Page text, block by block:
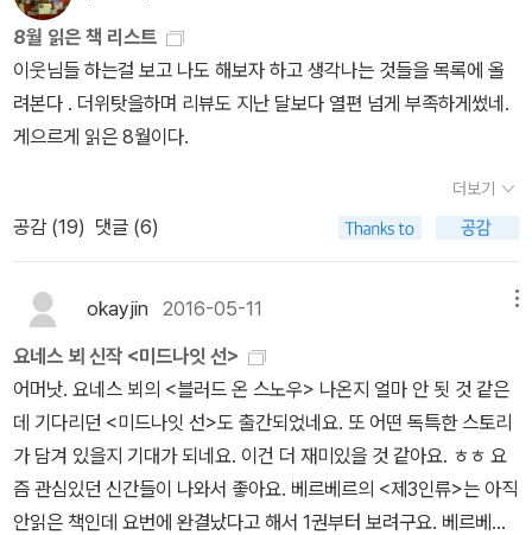
깐 지나갔지만, 탕이 담긴 그릇에 죽은 불개미 떼가 둥둥 떠다니는 것
을 볼 수 있었다. 아들이 지극 정성으로 간호했지만 끝내 그녀는 세상
을 떠나고 말았다. 그녀의 병세가 심각해서 회복이 불가능한 것도 있
었지만, 불개미에 들어있는 산성 성분의 물질이 그녀의 죽음을 이르
게 한 원인일 수도 있다. 불개미의 산성 물질은 위나 소화기관이 약한
견》 (사이언스북스, 1999)* 로랑 켈러, 엘리자베스 고르동 《지구의
개미(red imported fire ant)[2]의 등장에 사람들이 한동안 불안에
떨었다. 지금은 소강 국면에 들어섰지만, 여왕개미의 행방이 오리무
중이다. 정부는 붉은 불개미 여왕개미가 죽었을 것이라고 판단, 공식
입장을 발표했다. 그렇지만 최재천 교수를 비롯한 개미 전문가들은
정부의 공식 입장이 ‘섣부른 추정’이라고 비판했다. 여왕개미는 하루
천 개 이상의 알을 낳으며 환경 적응력이 높은 여왕개미는 수명이 비
교적 길다. 일반적으로 여왕개미의 평균 수명은 10~15년이다. 붉은
8월 읽은 책 리스트
이웃님들 하는걸 보고 나도 해보자 하고 생각나는 것들을 목록에 올
려본다 . 더위탓을하며 리뷰도 지난 달보다 열편 넘게 부족하게썼네.
게으르게 읽은 8월이다.
더보기
공감 (19) 댓글 (6)
okayjin 2016-05-11
요네스 뵈 신작 <미드나잇 선>
어머낫. 요네스 뵈의 <블러드 온 스노우> 나온지 얼마 안 됫 것 같은
데 기다리던 <미드나잇 선>도 출간되었네요. 또 어떤 독특한 스토리
가 담겨 있을지 기대가 되네요. 이건 더 재미있을 것 같아요. ㅎㅎ 요
즘 관심있던 신간들이 나와서 좋아요. 베르베르의 <제3인류>는 아직
안읽은 책인데 요번에 완결났다고 해서 1권부터 보려구요. 베르베르